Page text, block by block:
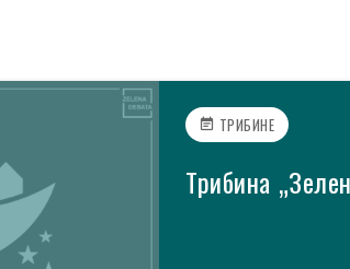
event_note ТРИБИНЕ
Трибина